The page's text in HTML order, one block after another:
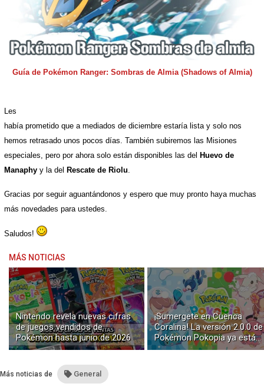
Guía de Pokémon Ranger: Sombras de Almia (Shadows of Almia)
Les
había prometido que a mediados de diciembre estaría lista y solo nos
hemos retrasado unos pocos días. También subiremos las Misiones
especiales, pero por ahora solo están disponibles las del Huevo de
Manaphy y la del Rescate de Riolu.
Gracias por seguir aguantándonos y espero que muy pronto haya muchas
más novedades para ustedes.
Saludos!
MÁS NOTICIAS
Nintendo revela nuevas cifras
de juegos vendidos de
Pokémon hasta junio de 2026
¡Sumergete en Cuenca
Coralina! La versión 2.0.0 de
Pokémon Pokopia ya está
disponible con buceo y
Más noticias de General